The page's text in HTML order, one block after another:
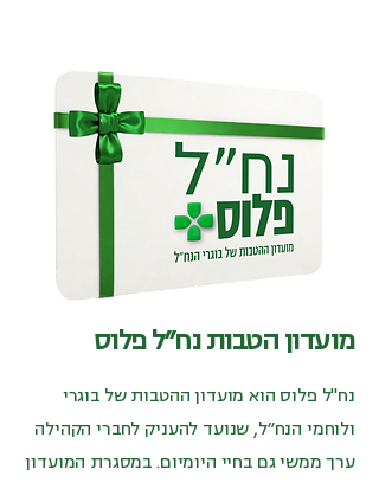
מועדון הטבות נח״ל פלוס
נח"ל פלוס הוא מועדון ההטבות של בוגרי
ולוחמי הנח״ל, שנועד להעניק לחברי הקהילה
ערך ממשי גם בחיי היומיום. במסגרת המועדון